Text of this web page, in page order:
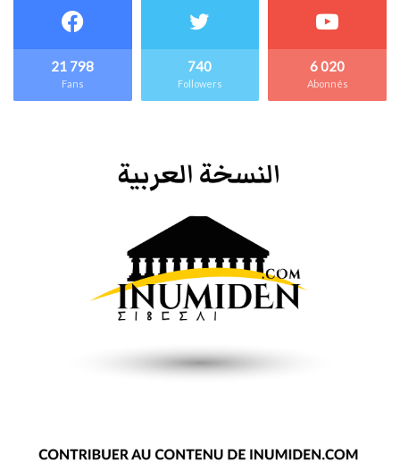
21 798
Fans
740
Followers
6 020
Abonnés